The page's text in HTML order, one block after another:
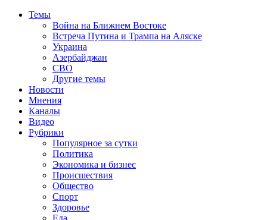
Темы
Война на Ближнем Востоке
Встреча Путина и Трампа на Аляске
Украина
Азербайджан
СВО
Другие темы
Новости
Мнения
Каналы
Видео
Рубрики
Популярное за сутки
Политика
Экономика и бизнес
Происшествия
Общество
Спорт
Здоровье
Еда